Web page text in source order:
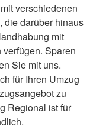
verschiedenen
die darüber hinaus
mit
Sparen
Sie mit uns.
für Ihren Umzug
zu
Regional ist für